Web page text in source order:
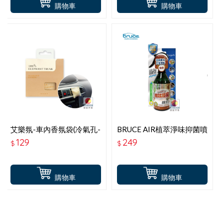
購物車 購物車
購物車
艾樂氛-車內香氛袋(冷氣孔-
室內吊掛2用)-雪松柚茶(柑
橘木質調) PW-801
$129
購物車
BRUCE AIR植萃淨味抑菌噴
霧-柚青
$ 249